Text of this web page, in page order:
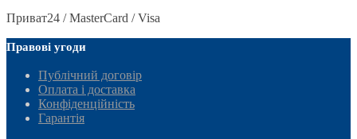
Приват24 / MasterCard / Visa
Правові угоди
Публічний договір
Оплата і доставка
Конфіденційність
Гарантія